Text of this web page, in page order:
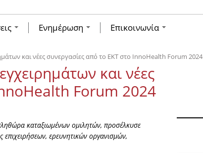
Ενημέρωση Επικοινωνία
και νέες συνεργασίες από το ΕΚΤ στο InnoHealth Forum 2024
και νέες
Forum 2024
καταξιωμένων ομιλητών, προσέλκυσε
επιχειρήσεων, ερευνητικών οργανισμών,